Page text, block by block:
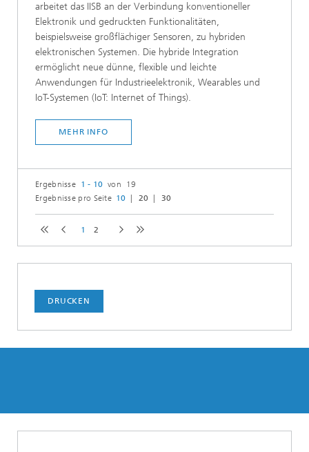
arbeitet das IISB an der Verbindung konventioneller
Elektronik und gedruckten Funktionalitäten,
beispielsweise großflächiger Sensoren, zu hybriden
elektronischen Systemen. Die hybride Integration
ermöglicht neue dünne, flexible und leichte
Anwendungen für Industrieelektronik, Wearables und
IoT-Systemen (IoT: Internet of Things).
MEHR INFO
Ergebnisse 1 - 10 von 19
Ergebnisse pro Seite 10 20 30
1 2
DRUCKEN